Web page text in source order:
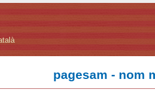
pagesam - nom